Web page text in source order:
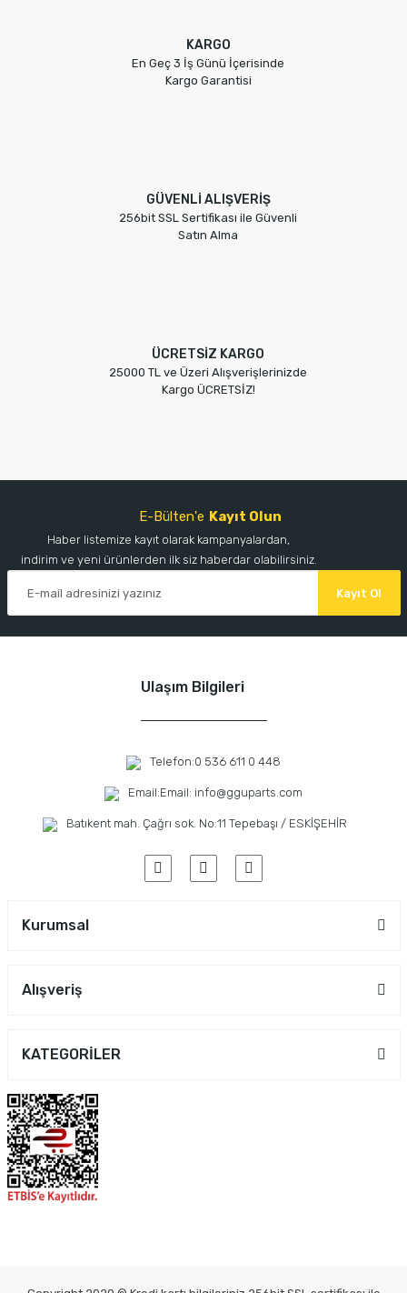
KARGO
En Geç 3 İş Günü İçerisinde
Kargo Garantisi
GÜVENLİ ALIŞVERİŞ
256bit SSL Sertifikası ile Güvenli
Satın Alma
ÜCRETSİZ KARGO
25000 TL ve Üzeri Alışverişlerinizde
Kargo ÜCRETSİZ!
E-Bülten'e Kayıt Olun
Haber listemize kayıt olarak kampanyalardan,
indirim ve yeni ürünlerden ilk siz haberdar olabilirsiniz.
Kayıt Ol
Ulaşım Bilgileri
Telefon:0 536 611 0 448
Email:Email: info@gguparts.com
Batıkent mah. Çağrı sok. No:11 Tepebaşı / ESKİŞEHİR
Kurumsal
Alışveriş
KATEGORİLER